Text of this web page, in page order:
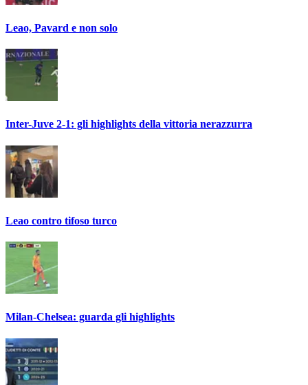
Leao, Pavard e non solo
Inter-Juve 2-1: gli highlights della vittoria nerazzurra
Leao contro tifoso turco
Milan-Chelsea: guarda gli highlights